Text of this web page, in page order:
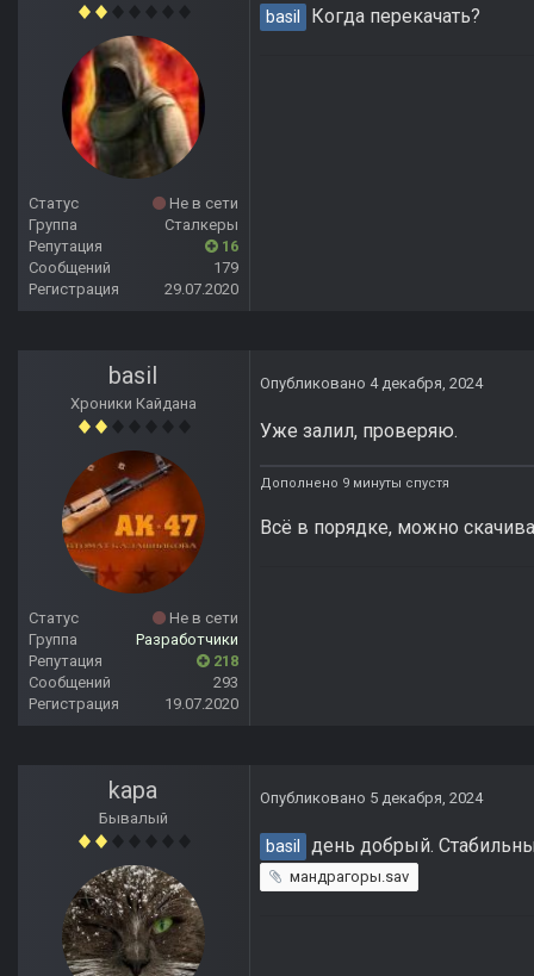
Статус
Не в сети
Группа
Сталкеры
Репутация
16
Сообщений
179
Регистрация
29.07.2020
basil Когда перекачать?
basil
Хроники Кайдана
Статус
Не в сети
Группа
Разработчики
Репутация
218
Сообщений
293
Регистрация
19.07.2020
Опубликовано 4 декабря, 2024
Уже залил, проверяю.
Дополнено 9 минуты спустя
Всё в порядке, можно
kapa
Бывалый
Опубликовано 5 декабря, 2024
basil день добрый.
мандрагоры.sav